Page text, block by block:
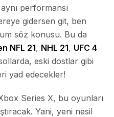
performansı
gidersen git, ben
söz konusu. Bu da
NFL 21, NHL 21, UFC 4
eski dostlar gibi
yad edecekler!
Series X, bu oyunları
Yani, yeni nesil